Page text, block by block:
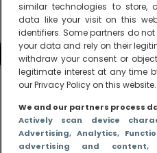
similar technologies to store,
data like your visit on this
identifiers. Some partners do
your data and rely on their
withdraw your consent or
legitimate interest at any time
our Privacy Policy on this website.
We and our partners process
Actively scan device
Advertising, Analytics,
advertising and